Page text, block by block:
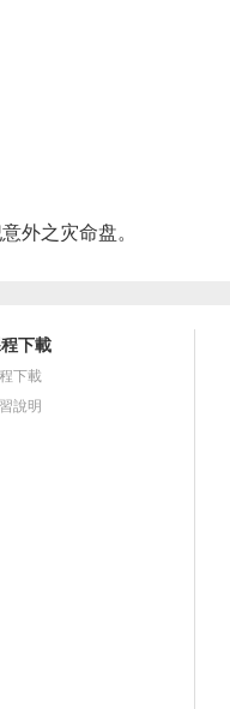
外之灾命盘。
下載
下載
說明